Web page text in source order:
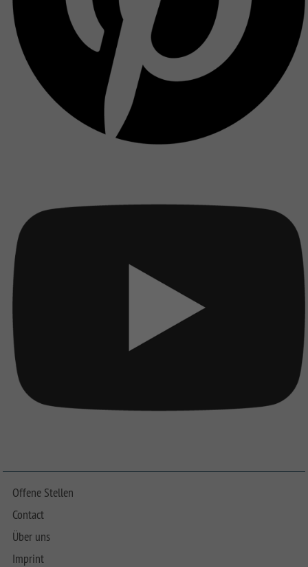
Offene Stellen
Contact
Über uns
Imprint